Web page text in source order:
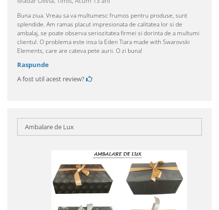
Buna ziua. Vreau sa va multumesc frumos pentru produse, sunt
splendide. Am ramas placut impresionata de calitatea lor si de
ambalaj, se poate observa seriozitatea firmei si dorinta de a multumi
clientul. O problema este insa la Eden Tiara made with Swarovski
Elements, care are cateva pete aurii. O zi buna!
Raspunde
A fost util acest review?
Ambalare de Lux